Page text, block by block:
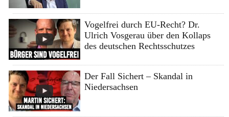
Vogelfrei durch EU-Recht? Dr.
Ulrich Vosgerau über den Kollaps
des deutschen Rechtsschutzes
Der Fall Sichert – Skandal in
Niedersachsen